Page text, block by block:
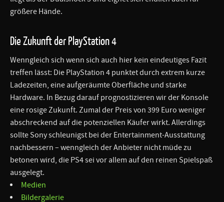
größere Hände.
Die Zukunft der PlayStation 4
Wenngleich sich wenn sich auch hier kein eindeutiges Fazit
treffen lässt: Die PlayStation 4 punktet durch extrem kurze
Ladezeiten, eine aufgeräumte Oberfläche und starke
Hardware. In Bezug darauf prognostizieren wir der Konsole
eine rosige Zukunft. Zumal der Preis von 399 Euro weniger
abschreckend auf die potenziellen Käufer wirkt. Allerdings
sollte Sony schleunigst bei der Entertainment-Ausstattung
nachbessern – wenngleich der Anbieter nicht müde zu
betonen wird, die PS4 sei vor allem auf den reinen Spielspaß
ausgelegt.
Medien
Bildergalerie